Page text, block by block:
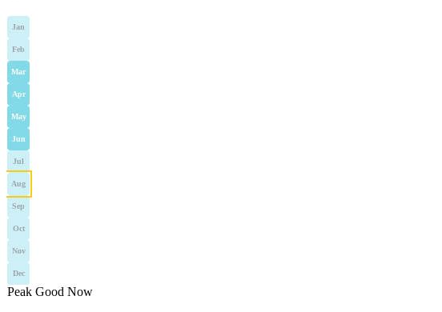
Jan
Feb
Mar
Apr
May
Jun
Jul
Aug
Sep
Oct
Nov
Dec
Peak Good Now